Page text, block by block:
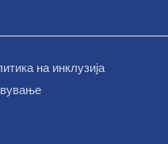
на инклузија